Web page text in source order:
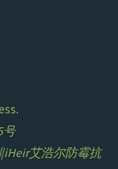
.
号
艾浩尔防霉抗